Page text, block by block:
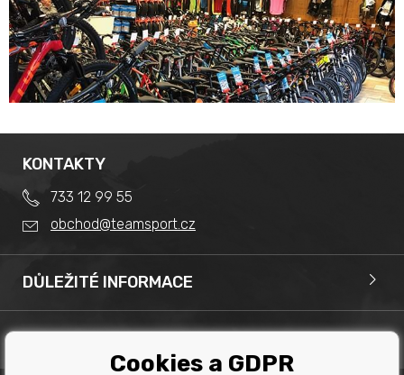
DŮLEŽITÉ INFORMACE
Splátkový prodej
Team Sport - Tomáš Binar
KONTAKTY
733 12 99 55
obchod@teamsport.cz
Cookies a GDPR